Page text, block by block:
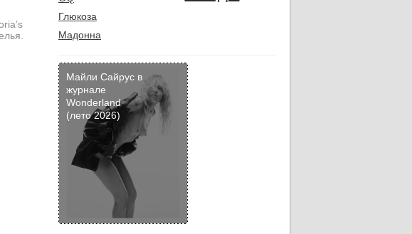
Глюкоза
Мадонна
Майли Сайрус в
журнале
Wonderland
(лето 2026)